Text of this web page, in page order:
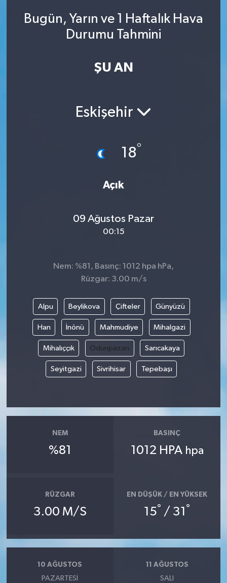
Bugün, Yarın ve 1 Haftalık Hava
Durumu Tahmini
ŞU AN
Eskişehir
18°
Açık
09 Ağustos Pazar
00:15
Nem: %81, Basınç: 1012 hpa hPa,
Rüzgar: 3.00 m/s
Alpu Beylikova Çifteler Günyüzü
Han İnönü Mahmudiye Mihalgazi
Mihalıççık Odunpazarı Sarıcakaya
Seyitgazi Sivrihisar Tepebaşı
NEM
%81
BASINÇ
1012 HPA hpa
RÜZGAR
3.00 M/S
EN DÜŞÜK / EN YÜKSEK
15° / 31 °
10 AĞUSTOS
PAZARTESI
11 AĞUSTOS
SALI